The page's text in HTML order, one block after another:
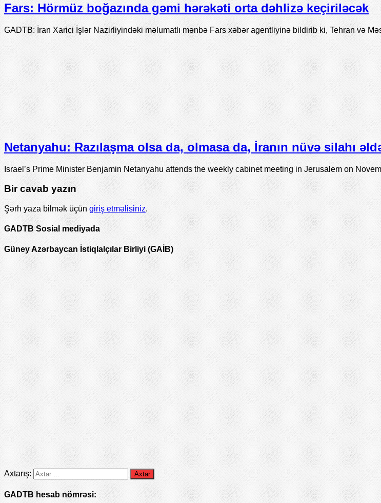
Fars: Hörmüz boğazında gəmi hərəkəti orta dəhlizə keçiriləcək
GADTB: İran Xarici İşlər Nazirliyindəki məlumatlı mənbə Fars xəbər agentliyinə bildirib ki, Tehran və
Netanyahu: Razılaşma olsa da, olmasa da, İranın nüvə silahı
Israel’s Prime Minister Benjamin Netanyahu attends the weekly cabinet meeting in Jerusalem on
Bir cavab yazın
Şərh yaza bilmək üçün giriş etməlisiniz.
GADTB Sosial mediyada
Güney Azərbaycan İstiqlalçılar Birliyi (GAİB)
Axtarış:
GADTB hesab nömrəsi: